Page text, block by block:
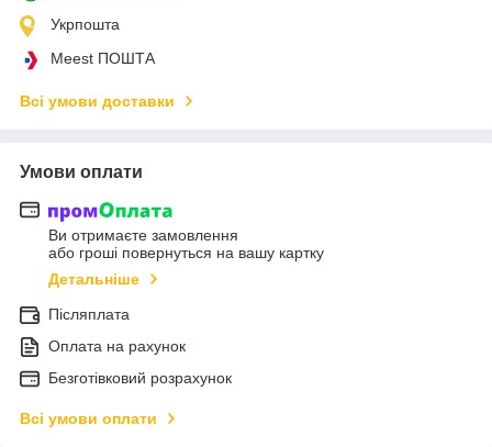
Укрпошта
Meest ПОШТА
Всі умови доставки
Умови оплати
Ви отримаєте замовлення
або гроші повернуться на вашу картку
Детальніше
Післяплата
Оплата на рахунок
Безготівковий розрахунок
Всі умови оплати